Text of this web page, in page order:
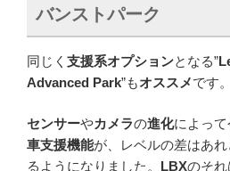
バンストパーク
同じく 支援系オプションとなる”
Advanced Park”もオススメです。
センサーやカメラの進化によって
車支援機能が、レベルの差はあれ
るようになりました。
LBXのそれ